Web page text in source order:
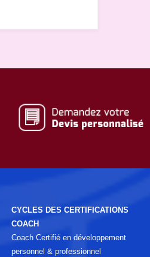
CYCLES DES CERTIFICATIONS
COACH
Coach Certifié en développement
personnel & professionnel